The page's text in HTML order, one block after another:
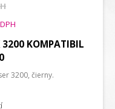
3200 KOMPATIBIL
3200, čierny.